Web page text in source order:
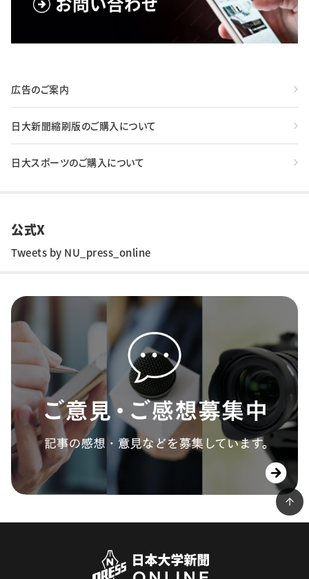
広告のご案内
日大新聞縮刷版のご購入について
日大スポーツのご購入について
公式X
Tweets by NU_press_online